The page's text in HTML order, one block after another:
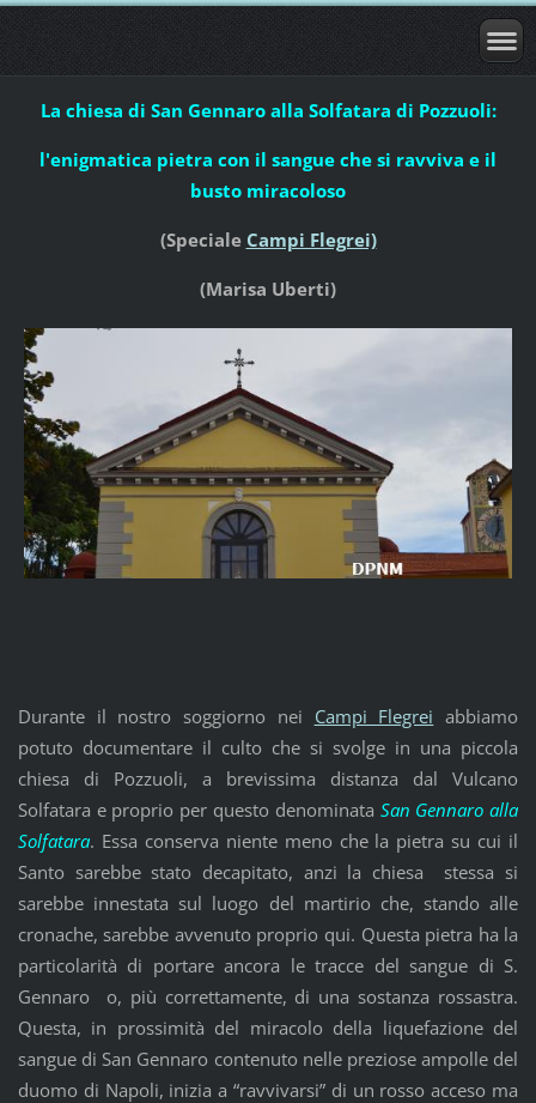
La chiesa di San Gennaro alla Solfatara di Pozzuoli:
l'enigmatica pietra con il sangue che si ravviva e il
busto miracoloso
(Speciale Campi Flegrei)
(Marisa Uberti)
Durante il nostro soggiorno nei Campi Flegrei abbiamo
potuto documentare il culto che si svolge in una piccola
chiesa di Pozzuoli, a brevissima distanza dal Vulcano
Solfatara e proprio per questo denominata San Gennaro alla
Solfatara. Essa conserva niente meno che la pietra su cui il
Santo sarebbe stato decapitato, anzi la chiesa stessa si
sarebbe innestata sul luogo del martirio che, stando alle
cronache, sarebbe avvenuto proprio qui. Questa pietra ha la
particolarità di portare ancora le tracce del sangue di S.
Gennaro o, più correttamente, di una sostanza rossastra.
Questa, in prossimità del miracolo della liquefazione del
sangue di San Gennaro contenuto nelle preziose ampolle del
duomo di Napoli, inizia a “ravvivarsi” di un rosso acceso ma